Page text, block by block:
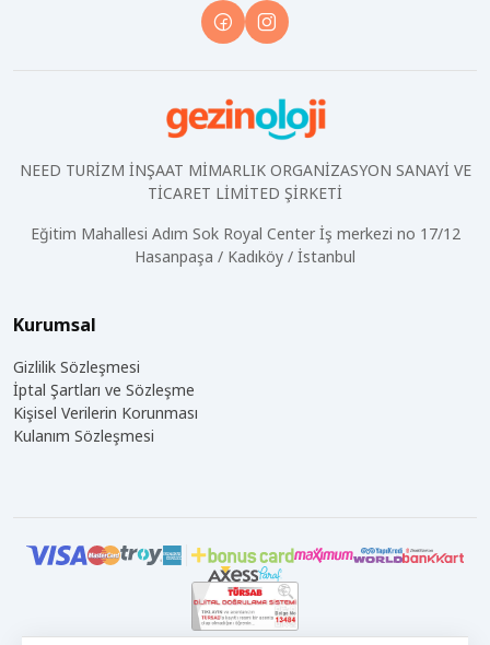
NEED TURİZM İNŞAAT MİMARLIK ORGANİZASYON SANAYİ VE
TİCARET LİMİTED ŞİRKETİ
Eğitim Mahallesi Adım Sok Royal Center İş merkezi no 17/12
Hasanpaşa / Kadıköy / İstanbul
Kurumsal
Gizlilik Sözleşmesi
İptal Şartları ve Sözleşme
Kişisel Verilerin Korunması
Kulanım Sözleşmesi